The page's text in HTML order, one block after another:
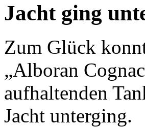
Jacht ging
Zum Glück
„Alboran
aufhaltenden
Jacht unterging.